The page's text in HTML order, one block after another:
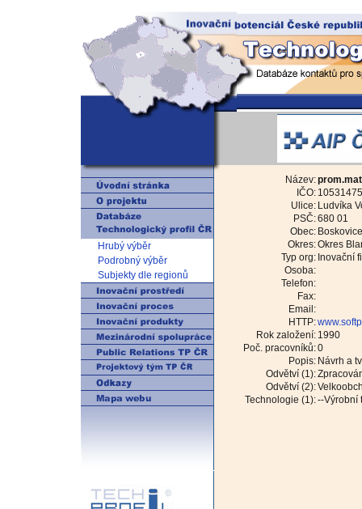
Hrubý výběr
Podrobný výběr
Subjekty dle regionů
Název:
IČO: 10531475
Ulice: Ludvíka
PSČ:680 01
Obec: Boskovice
Okres:Okres
Typ org: Inovační
Osoba:
Telefon:
Fax:
Email:
HTTP:
Rok založení: 1990
Poč. pracovníků:0
Popis: Návrh a
Odvětví (1):
Odvětví (2):
Technologie (1):--Výrobní